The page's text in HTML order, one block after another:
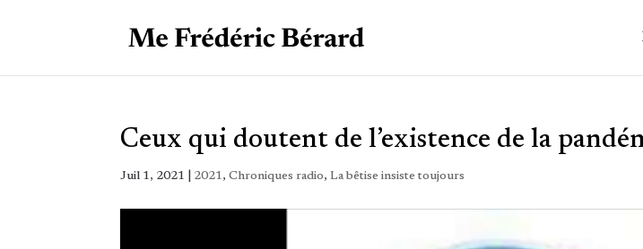
Ceux qui doutent de l’existence de la
Juil 1, 2021 2021,Chroniques radio,La bêtise insiste toujours